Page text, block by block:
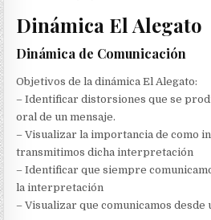
Dinámica El Alegato
Dinámica de Comunicación
Objetivos de la dinámica El Alegato:
– Identificar distorsiones que se
oral de un mensaje.
– Visualizar la importancia de como
transmitimos dicha interpretación
– Identificar que siempre
la interpretación
– Visualizar que comunicamos desde